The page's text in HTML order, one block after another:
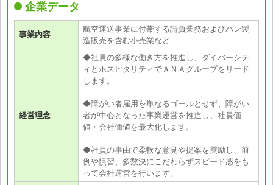
企業データ
事業内容
航空運送事業に付帯する請負業務およびパン製
造販売を含む小売業など
経営理念
◆社員の多様な働き方を推進し、ダイバーシテ
ィとホスピタリティでＡＮＡグループをリード
します。
◆障がい者雇用を単なるゴールとせず、障がい
者が中心となった事業運営を推進し、社員価
値・会社価値を最大化します。
◆社員の事由で柔軟な意見や提案を奨励し、前
例や慣習、多数決にこだわらずスピード感をも
って会社運営を行います。